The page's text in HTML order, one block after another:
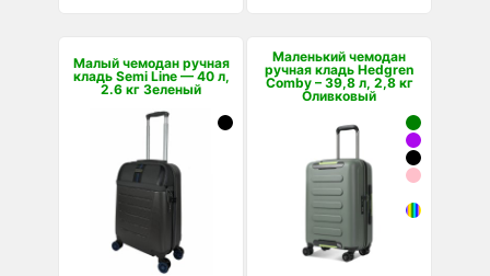
Малый чемодан ручная
кладь Semi Line — 40 л,
2.6 кг Зеленый
Маленький чемодан
ручная кладь Hedgren
Comby – 39,8 л, 2,8 кг
Оливковый